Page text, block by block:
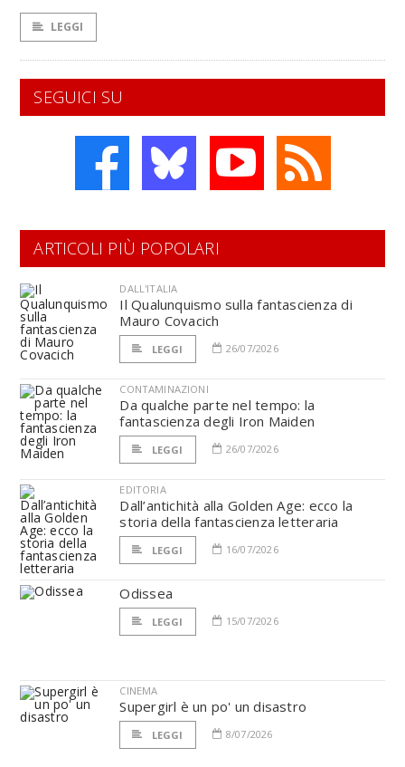
LEGGI
SEGUICI SU
ARTICOLI PIÙ POPOLARI
DALL'ITALIA
Il Qualunquismo sulla fantascienza di
Mauro Covacich
LEGGI 26/07/2026
CONTAMINAZIONI
Da qualche parte nel tempo: la
fantascienza degli Iron Maiden
LEGGI 26/07/2026
EDITORIA
Dall’antichità alla Golden Age: ecco la
storia della fantascienza letteraria
LEGGI 16/07/2026
Odissea
LEGGI 15/07/2026
CINEMA
Supergirl è un po' un disastro
LEGGI 8/07/2026